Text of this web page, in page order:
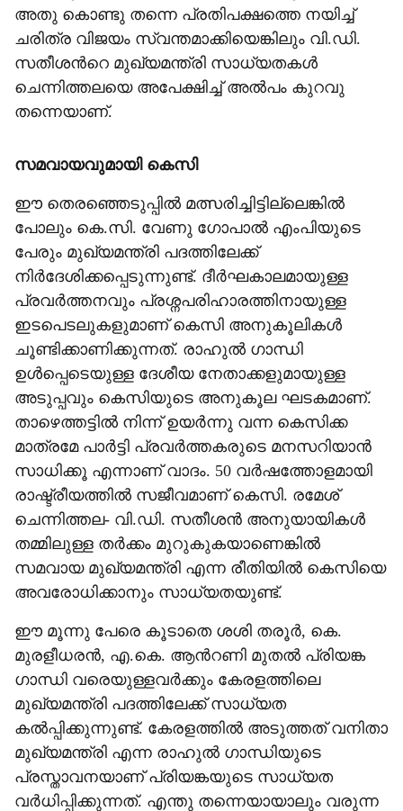
അതു കൊണ്ടു തന്നെ പ്രതിപക്ഷത്തെ നയിച്ച്
ചരിത്ര വിജയം സ്വന്തമാക്കിയെങ്കിലും വി.ഡി.
സതീശന്‍റെ മുഖ്യമന്ത്രി സാധ്യതകൾ
‌ചെന്നിത്തലയെ അപേക്ഷിച്ച് അൽപം കുറവു
തന്നെയാണ്.
സമവായവുമായി കെസി
ഈ തെരഞ്ഞെടുപ്പിൽ മത്സരിച്ചിട്ടില്ലെങ്കിൽ
പോലും കെ.സി. വേണു ഗോപാൽ എംപിയുടെ
പേരും മുഖ്യമന്ത്രി പദത്തിലേക്ക്
നിർദേശിക്കപ്പെടുന്നുണ്ട്. ദീർഘകാലമായുള്ള
പ്രവർത്തനവും പ്രശ്നപരിഹാരത്തിനായുള്ള
ഇടപെടലുകളുമാണ് കെസി അനുകൂലികൾ
ചൂണ്ടിക്കാണിക്കുന്നത്. രാഹുൽ ഗാന്ധി
ഉൾപ്പെടെയുള്ള ദേശീയ നേതാക്കളുമായുള്ള
അടുപ്പവും കെസിയുടെ അനുകൂല ‌ഘടകമാണ്.
താഴെത്തട്ടിൽ നിന്ന് ഉയർന്നു വന്ന കെസിക്ക
മാത്രമേ പാർട്ടി പ്രവർത്തകരുടെ മനസറിയാൻ
സാധിക്കൂ എന്നാണ് വാദം. 50 വർഷത്തോളമായി
രാഷ്ട്രീയത്തിൽ സജീവമാണ് കെസി. രമേശ്
ചെന്നിത്തല- വി.ഡി. സതീശൻ അനുയായികൾ
തമ്മിലുള്ള തർക്കം മുറുകുകയാണെങ്കിൽ
സമവായ മുഖ്യമന്ത്രി എന്ന രീതിയിൽ കെസിയെ
അവരോധിക്കാനും സാധ്യതയുണ്ട്.
ഈ മൂന്നു പേരെ കൂടാതെ ശശി തരൂർ, കെ.
മുരളീധരൻ, എ.കെ. ആന്‍റണി മുതൽ പ്രിയങ്ക
ഗാന്ധി വരെയുള്ളവർക്കും കേരള‌ത്തിലെ
മുഖ്യമന്ത്രി പദത്തിലേക്ക് സാധ്യത
കൽപ്പിക്കുന്നുണ്ട്. കേരളത്തിൽ അടുത്തത് വനിതാ
മുഖ്യമന്ത്രി എന്ന രാഹുൽ ഗാന്ധിയുടെ
പ്രസ്താവനയാണ് പ്രിയങ്കയുടെ സാധ്യത
വർധിപ്പിക്കുന്നത്. എന്തു തന്നെയായാലും വരുന്ന